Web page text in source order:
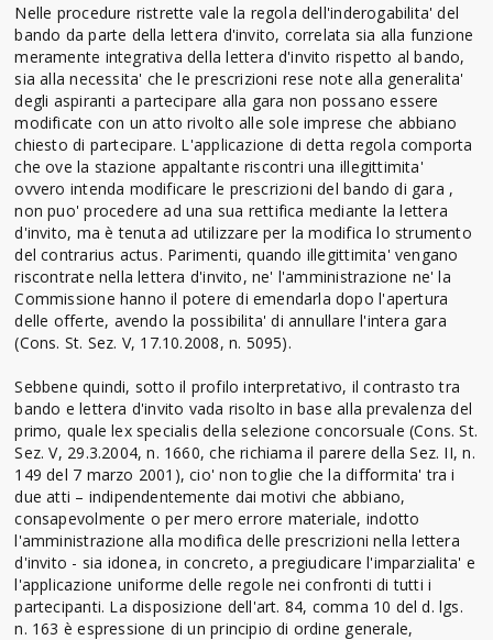
Nelle procedure ristrette vale la regola dell'inderogabilita' del
bando da parte della lettera d'invito, correlata sia alla funzione
meramente integrativa della lettera d'invito rispetto al bando,
sia alla necessita' che le prescrizioni rese note alla generalita'
degli aspiranti a partecipare alla gara non possano essere
modificate con un atto rivolto alle sole imprese che abbiano
chiesto di partecipare. L'applicazione di detta regola comporta
che ove la stazione appaltante riscontri una illegittimita'
ovvero intenda modificare le prescrizioni del bando di gara ,
non puo' procedere ad una sua rettifica mediante la lettera
d'invito, ma è tenuta ad utilizzare per la modifica lo strumento
del contrarius actus. Parimenti, quando illegittimita' vengano
riscontrate nella lettera d'invito, ne' l'amministrazione ne' la
Commissione hanno il potere di emendarla dopo l'apertura
delle offerte, avendo la possibilita' di annullare l'intera gara
(Cons. St. Sez. V, 17.10.2008, n. 5095).
Sebbene quindi, sotto il profilo interpretativo, il contrasto tra
bando e lettera d'invito vada risolto in base alla prevalenza del
primo, quale lex specialis della selezione concorsuale (Cons. St.
Sez. V, 29.3.2004, n. 1660, che richiama il parere della Sez. II, n.
149 del 7 marzo 2001), cio' non toglie che la difformita' tra i
due atti – indipendentemente dai motivi che abbiano,
consapevolmente o per mero errore materiale, indotto
l'amministrazione alla modifica delle prescrizioni nella lettera
d'invito - sia idonea, in concreto, a pregiudicare l'imparzialita' e
l'applicazione uniforme delle regole nei confronti di tutti i
partecipanti. La disposizione dell'art. 84, comma 10 del d. lgs.
n. 163 è espressione di un principio di ordine generale,